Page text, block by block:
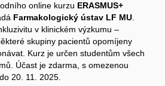
online kurzu ERASMUS+
Farmakologický ústav LF MU.
v klinickém výzkumu –
skupiny pacientů opomíjeny
Kurz je určen studentům všech
Účast je zdarma, s omezenou
20. 11. 2025.